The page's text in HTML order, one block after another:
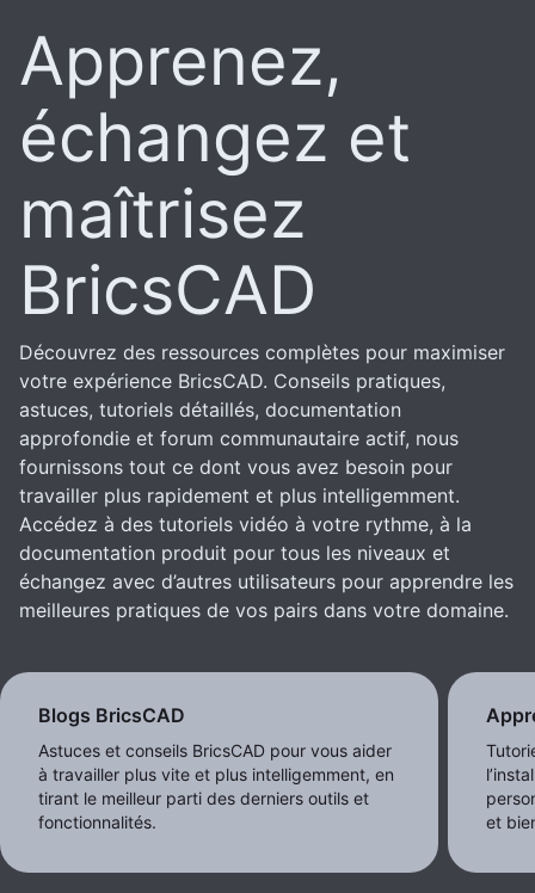
Apprenez,
échangez et
maîtrisez
BricsCAD
Découvrez des ressources complètes pour maximiser
votre expérience BricsCAD. Conseils pratiques,
astuces, tutoriels détaillés, documentation
approfondie et forum communautaire actif, nous
fournissons tout ce dont vous avez besoin pour
travailler plus rapidement et plus intelligemment.
Accédez à des tutoriels vidéo à votre rythme, à la
documentation produit pour tous les niveaux et
échangez avec d’autres utilisateurs pour apprendre les
meilleures pratiques de vos pairs dans votre domaine.
Blogs BricsCAD
Astuces et conseils BricsCAD pour vous aider
à travailler plus vite et plus intelligemment, en
tirant le meilleur parti des derniers outils et
fonctionnalités.
et